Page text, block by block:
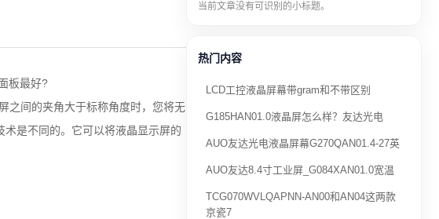
板最好?
之间的夹角大于标称角度时，您将无
术是不同的。它可以将液晶显示屏的
当前文章没有可识别的小标题。
热门内容
LCD工控液晶屏幕带gram和不带区别
G185HAN01.0液晶屏怎么样？友达光电
AUO友达光电液晶屏幕G270QAN01.4-27英
AUO友达8.4寸工业屏_G084XAN01.0宽温
TCG070WVLQAPNN-AN00和AN04这两款
京瓷7